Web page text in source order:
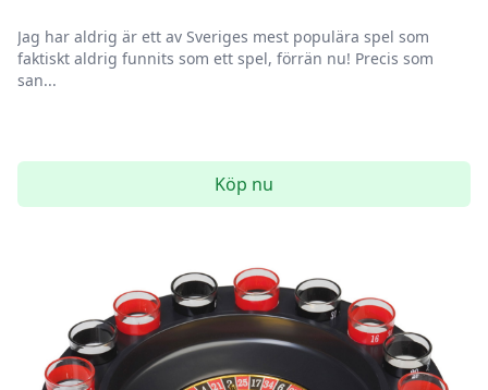
Jag har aldrig är ett av Sveriges mest populära spel som
faktiskt aldrig funnits som ett spel, förrän nu! Precis som
san...
Köp nu